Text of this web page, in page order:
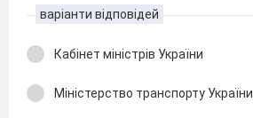
варіанти відповідей
Кабінет міністрів України
Міністерство транспорту України